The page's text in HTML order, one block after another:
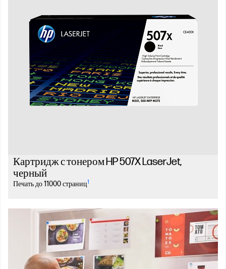
Картридж с тонером HP 507X LaserJet,
черный
Печать до 11000 страниц1